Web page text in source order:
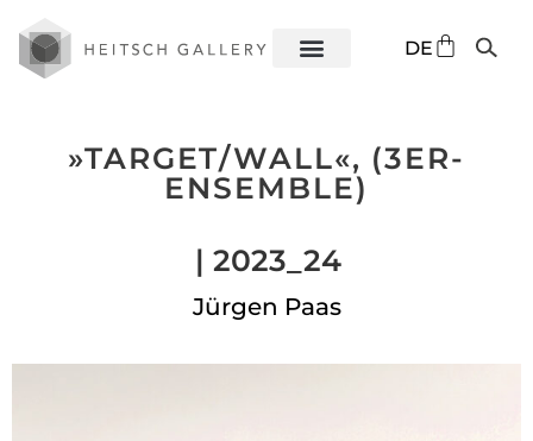
DE
ES
»TARGET/WALL«, (3ER-
ENSEMBLE)
| 2023_24
Jürgen Paas